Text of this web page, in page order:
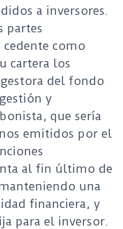
a inversores.
partes
como
cartera los
del fondo
y
que sería
emitidos por el
al fin último de
una
financiera, y
para el inversor.